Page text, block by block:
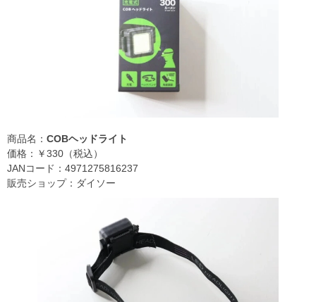
商品名： COBヘッドライト
価格：￥330（税込）
JANコード：4971275816237
販売ショップ：ダイソー